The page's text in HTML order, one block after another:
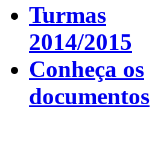
Turmas
2014/2015
Conheça os
documentos